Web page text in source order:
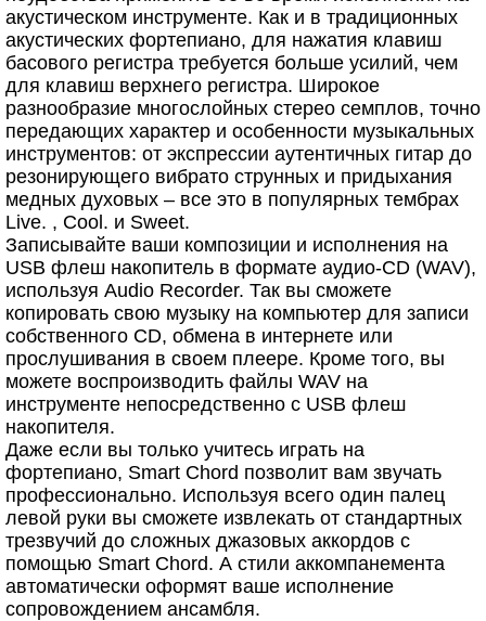
акустическом инструменте. Как и в традиционных
акустических фортепиано, для нажатия клавиш
басового регистра требуется больше усилий, чем
для клавиш верхнего регистра. Широкое
разнообразие многослойных стерео семплов, точно
передающих характер и особенности музыкальных
инструментов: от экспрессии аутентичных гитар до
резонирующего вибрато струнных и придыхания
медных духовых – все это в популярных тембрах
Live. , Cool. и Sweet.
Записывайте ваши композиции и исполнения на
USB флеш накопитель в формате аудио-CD (WAV),
используя Audio Recorder. Так вы сможете
копировать свою музыку на компьютер для записи
собственного CD, обмена в интернете или
прослушивания в своем плеере. Кроме того, вы
можете воспроизводить файлы WAV на
инструменте непосредственно с USB флеш
накопителя.
Даже если вы только учитесь играть на
фортепиано, Smart Chord позволит вам звучать
профессионально. Используя всего один палец
левой руки вы сможете извлекать от стандартных
трезвучий до сложных джазовых аккордов с
помощью Smart Chord. А стили аккомпанемента
автоматически оформят ваше исполнение
сопровождением ансамбля.